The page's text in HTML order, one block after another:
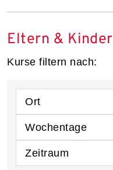
Eltern & Kinder
Kurse filtern nach:
Ort
Wochentage
Zeitraum